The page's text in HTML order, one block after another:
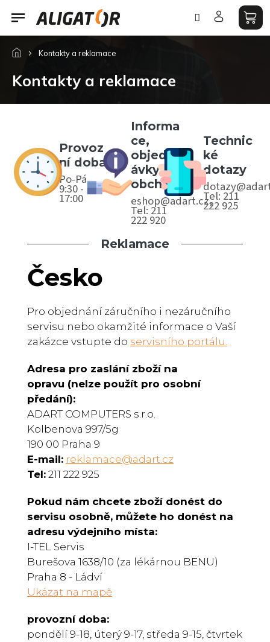
Přejít
obsah
Kontakty a reklamace
Kontakty a reklamace
Provoz
ní doba
Po-Pá,
9:30 -
17:00
Informa
ce,
objedn
ávky,
obchod
eshop@adart.cz,
Tel: 211
222 920
Technic
ké
dotazy
Tel: 211
222 925
Reklamace
Česko
Pro objednání záručního i nezáručního
servisu nebo okamžité informace o Vaší
zakázce vstupte do servisního portálu
Adresa pro zaslání zboží na
opravu (nelze použít pro osobní
předání):
ADART COMPUTERS s.r.o.
Kolbenova 997/5g
190 00 Praha 9
E-mail: reklamace@adart.cz
Tel: 211 222 925
Pokud nám chcete zboží donést do
servisu osobně, můžete ho donést na
adresu výdejního místa:
I-TEL Servis
Burešova 1638/10 (za lékárnou BENU)
Praha 8 - Ládví
Ukázat na mapě
provozní doba:
pondělí 9-18, úterý 9-17, středa 9-15, čtvrtek